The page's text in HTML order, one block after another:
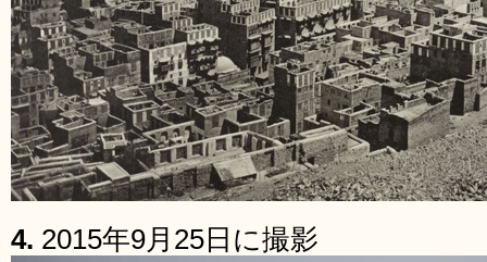
4. 2015年9月25日に撮影